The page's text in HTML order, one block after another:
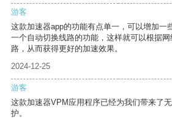
游客
这款加速器app的功能有点单一，可以增加一
一个自动切换线路的功能，这样就可以根据
路，从而获得更好的加速效果。
2024-12-25
游客
这款加速器VPM应用程序已经为我们带来了
护。